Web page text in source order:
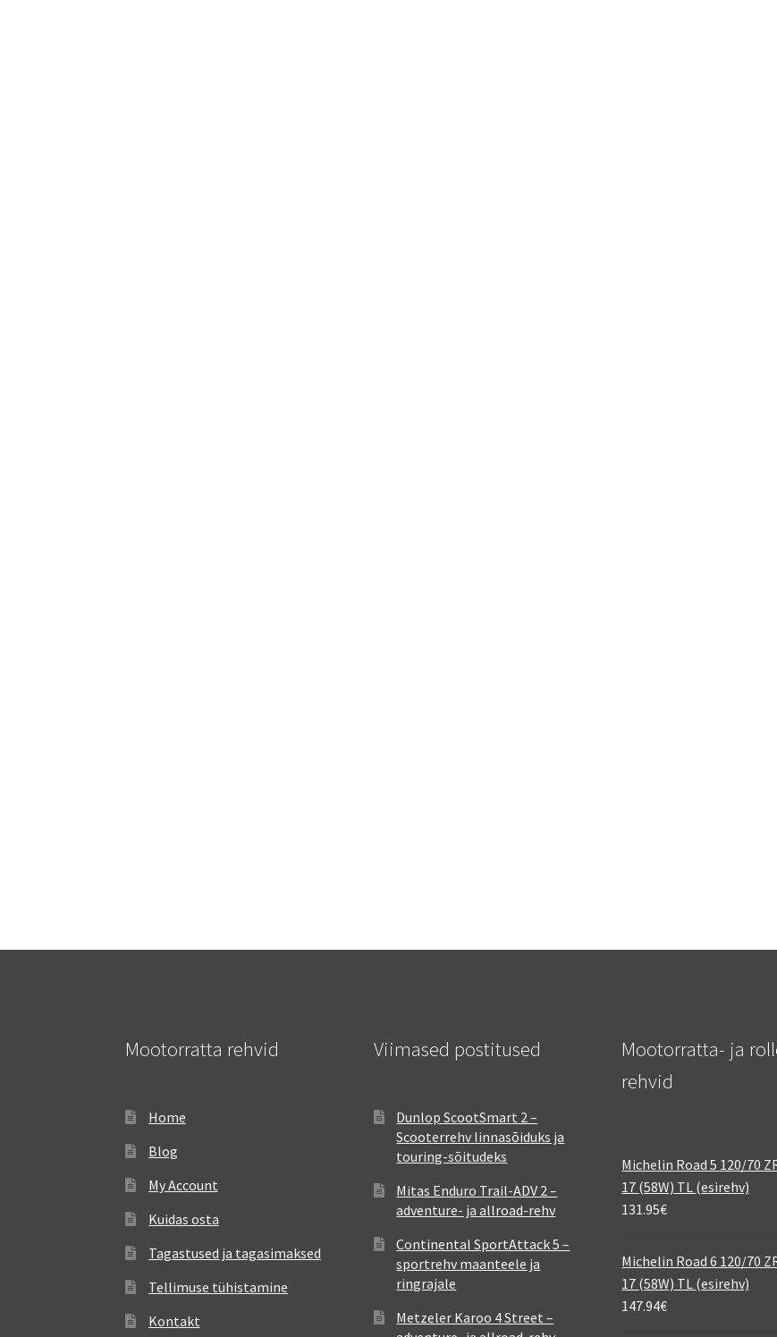
Mootorratta rehvid
Home
Blog
My Account
Kuidas osta
Tagastused ja tagasimaksed
Tellimuse tühistamine
Kontakt
Viimased postitused
Dunlop ScootSmart 2 –
Scooterrehv linnasõiduks ja
touring-sõitudeks
Mitas Enduro Trail-ADV 2 –
adventure- ja allroad-rehv
Continental SportAttack 5 –
sportrehv maanteele ja
ringrajale
Metzeler Karoo 4 Street –
Mootorratta- ja
rehvid
Michelin Road 5 120/70
17 (58W) TL (esirehv)
131.95€
Michelin Road 6 120/70
17 (58W) TL (esirehv)
147.94€